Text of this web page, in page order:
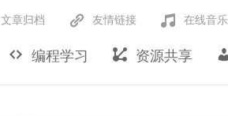
编程学习 资源共享
文章归档 友情链接 在线音乐